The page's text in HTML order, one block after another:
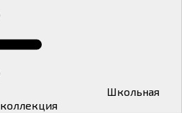
коллекция